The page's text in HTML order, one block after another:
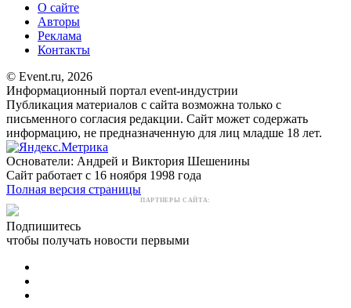
О сайте
Авторы
Реклама
Контакты
© Event.ru, 2026
Информационный портал event-индустрии
Публикация материалов с сайта возможна только с
письменного согласия редакции. Сайт может содержать
информацию, не предназначенную для лиц младше 18 лет.
Основатели: Андрей и Виктория Шешенины
Сайт работает с 16 ноября 1998 года
Полная версия страницы
ПАРТНЕРЫ САЙТА:
Подпишитесь
чтобы получать новости первыми